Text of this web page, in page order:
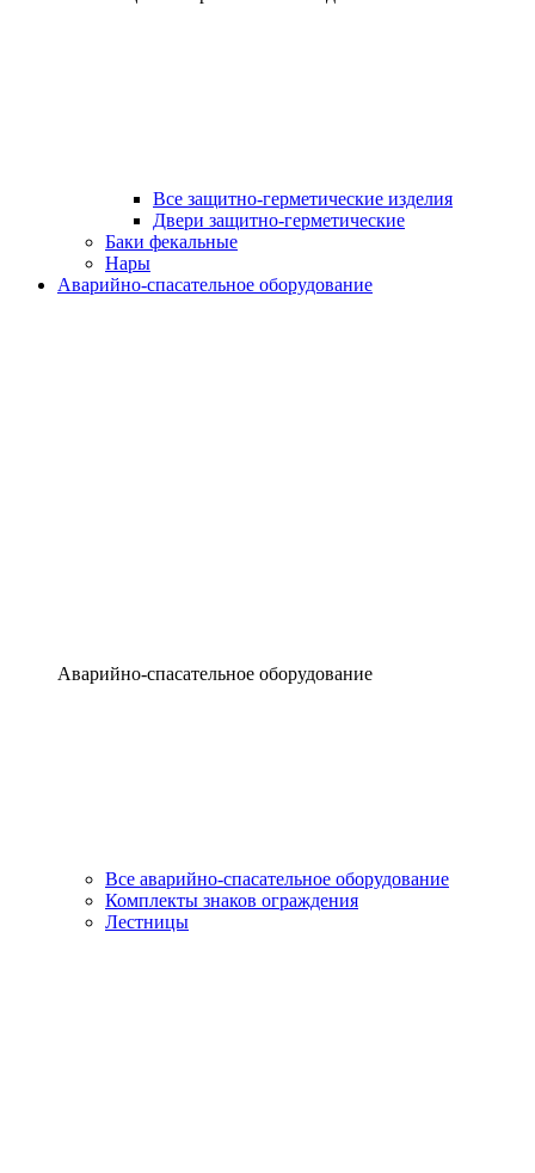
Все защитно-герметические изделия
Двери защитно-герметические
Баки фекальные
Нары
Аварийно-спасательное оборудование
Аварийно-спасательное оборудование
Все аварийно-спасательное оборудование
Комплекты знаков ограждения
Лестницы